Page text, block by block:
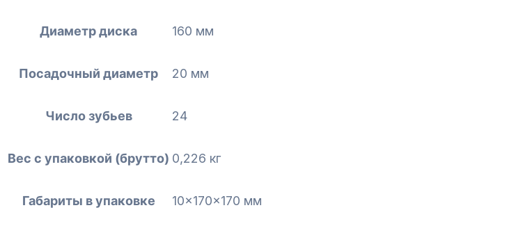
Диаметр диска 160 мм
Посадочный диаметр 20 мм
Число зубьев 24
Вес с упаковкой (брутто) 0,226 кг
Габариты в упаковке 10x170x170 мм